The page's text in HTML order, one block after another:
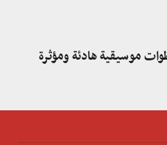
موسيقية هادئة ومؤثرة